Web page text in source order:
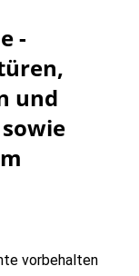
-
und
vorbehalten